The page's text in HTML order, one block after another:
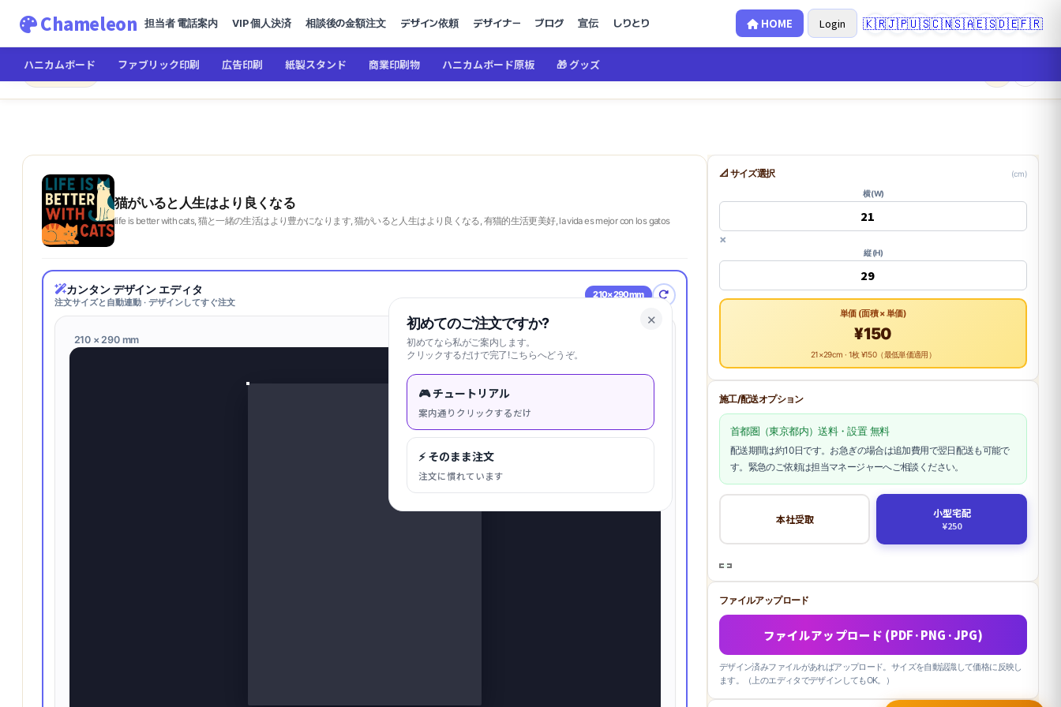
Chameleon 担当者 電話案内 VIP 個人決済 相談後の金額注文 デザイン依頼 デザイナー ブログ 宣伝 しりとり HOME Login 🇰🇷🇯🇵🇺🇸🇨🇳🇸🇦🇪🇸🇩🇪🇫🇷
ハニカムボード ファブリック印刷 広告印刷 紙製スタンド 商業印刷物 ハニカムボード原板 🎁 グッズ
← メインへ Chameleon猫がいると人生はより良くなる
猫がいると人生はより良くなる
life is better with cats, 猫と一緒の生活はより豊かになります, 猫がいると人生はより良くなる, 有猫的生活更美好, la vida es mejor con los gatos
カンタン デザイン エディタ
注文サイズと自動連動 · デザインしてすぐ注文
210×290mm
210 × 290 mm
キャンバスに合わせる
📐 サイズ選択 (cm)
横 (W)
×
縦 (H)
単価 (面積 × 単価)
¥150
21×29cm · 1枚 ¥150（最低単価適用）
施工/配送オプション
首都圏（東京都内）送料・設置 無料
配送期間は約10日です。お急ぎの場合は追加費用で翌日配送も可能で
す。緊急のご依頼は担当マネージャーへご相談ください。
本社受取 小型宅配
¥250
ファイルアップロード
ファイルアップロード (PDF·PNG·JPG)
デザイン済みファイルがあればアップロード。サイズを自動認識して価格に反映し
ます。（上のエディタでデザインしてもOK。）
✕
初めてのご注文ですか?
初めてなら私がご案内します。
クリックするだけで完了!こちらへどうぞ。
🎮 チュートリアル
案内通りクリックするだけ
⚡ そのまま注文
注文に慣れています